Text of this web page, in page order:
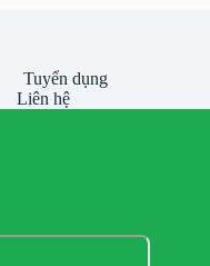
Tuyển dụng
Liên hệ